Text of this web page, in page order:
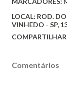
LOCAL: ROD.
VINHEDO - SP,
COMPARTILHAR
Comentários